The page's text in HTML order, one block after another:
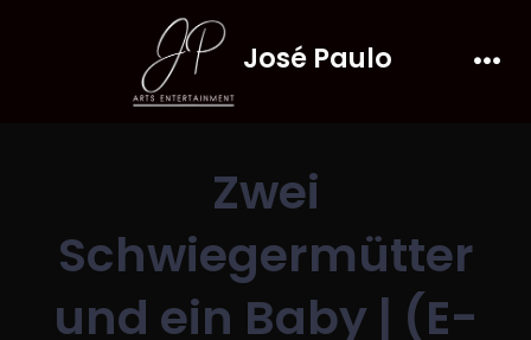
José Paulo
Zwei
Schwiegermütter
und ein Baby | (E-